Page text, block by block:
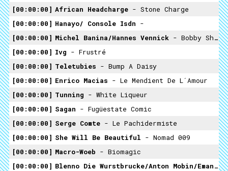
00:00:00
African Headcharge - Stone Charge
00:00:00
Hanayo/ Console Isdn -
00:00:00
Michel Banina/Hannes Vennick - Bobby Shuffle
00:00:00
Ivg - Frustré
00:00:00
Teletubies - Bump A Daisy
00:00:00
Enrico Macias - Le Mendient De L´amour
00:00:00
Tunning - White Liqueur
00:00:00
Sagan - Fugüestate Comic
00:00:00
Serge Comte - Le Pachidermiste
00:00:00
She Will Be Beautiful - Nomad 009
00:00:00
Macro-Woeb - Biomagic
00:00:00
Blenno Die Wurstbrucke/anton Mobin/emanuel Rebus/Harold Shellinx